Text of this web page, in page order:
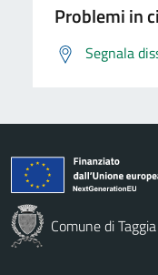
Problemi in
Segnala
Comune di Taggia